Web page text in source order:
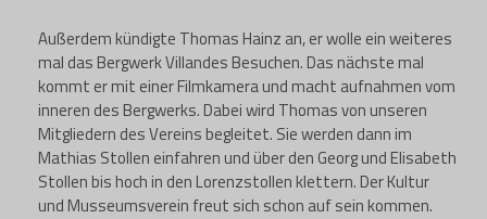
Außerdem kündigte Thomas Hainz an, er wolle ein weiteres
mal das Bergwerk Villandes Besuchen. Das nächste mal
kommt er mit einer Filmkamera und macht aufnahmen vom
inneren des Bergwerks. Dabei wird Thomas von unseren
Mitgliedern des Vereins begleitet. Sie werden dann im
Mathias Stollen einfahren und über den Georg und Elisabeth
Stollen bis hoch in den Lorenzstollen klettern. Der Kultur
und Musseumsverein freut sich schon auf sein kommen.